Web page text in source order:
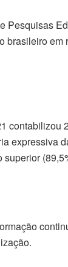
Pesquisas
brasileiro em
contabilizou
expressiva
superior